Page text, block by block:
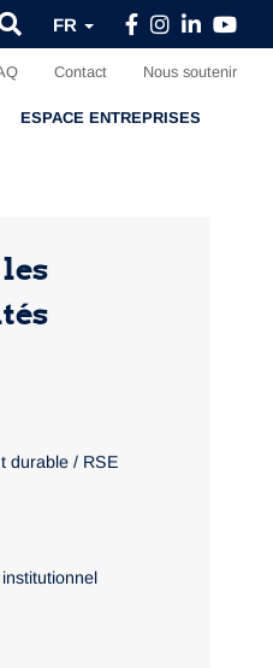
Contact Nous soutenir
ESPACE ENTREPRISES
FR
durable / RSE